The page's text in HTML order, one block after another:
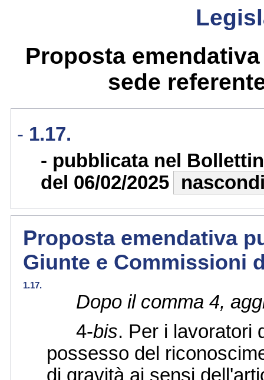
Proposta
sede
1.17.
pubblicata nel
del 06/02/2025
Proposta emendativa
Giunte e Commissioni
1.17.
Dopo il comma 4,
4-bis. Per i lavoratori
possesso del
di gravità ai sensi